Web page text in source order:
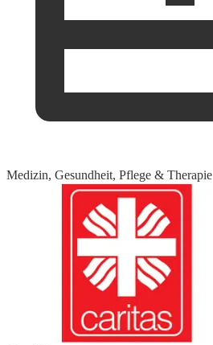
Medizin, Gesundheit, Pflege & Therapie